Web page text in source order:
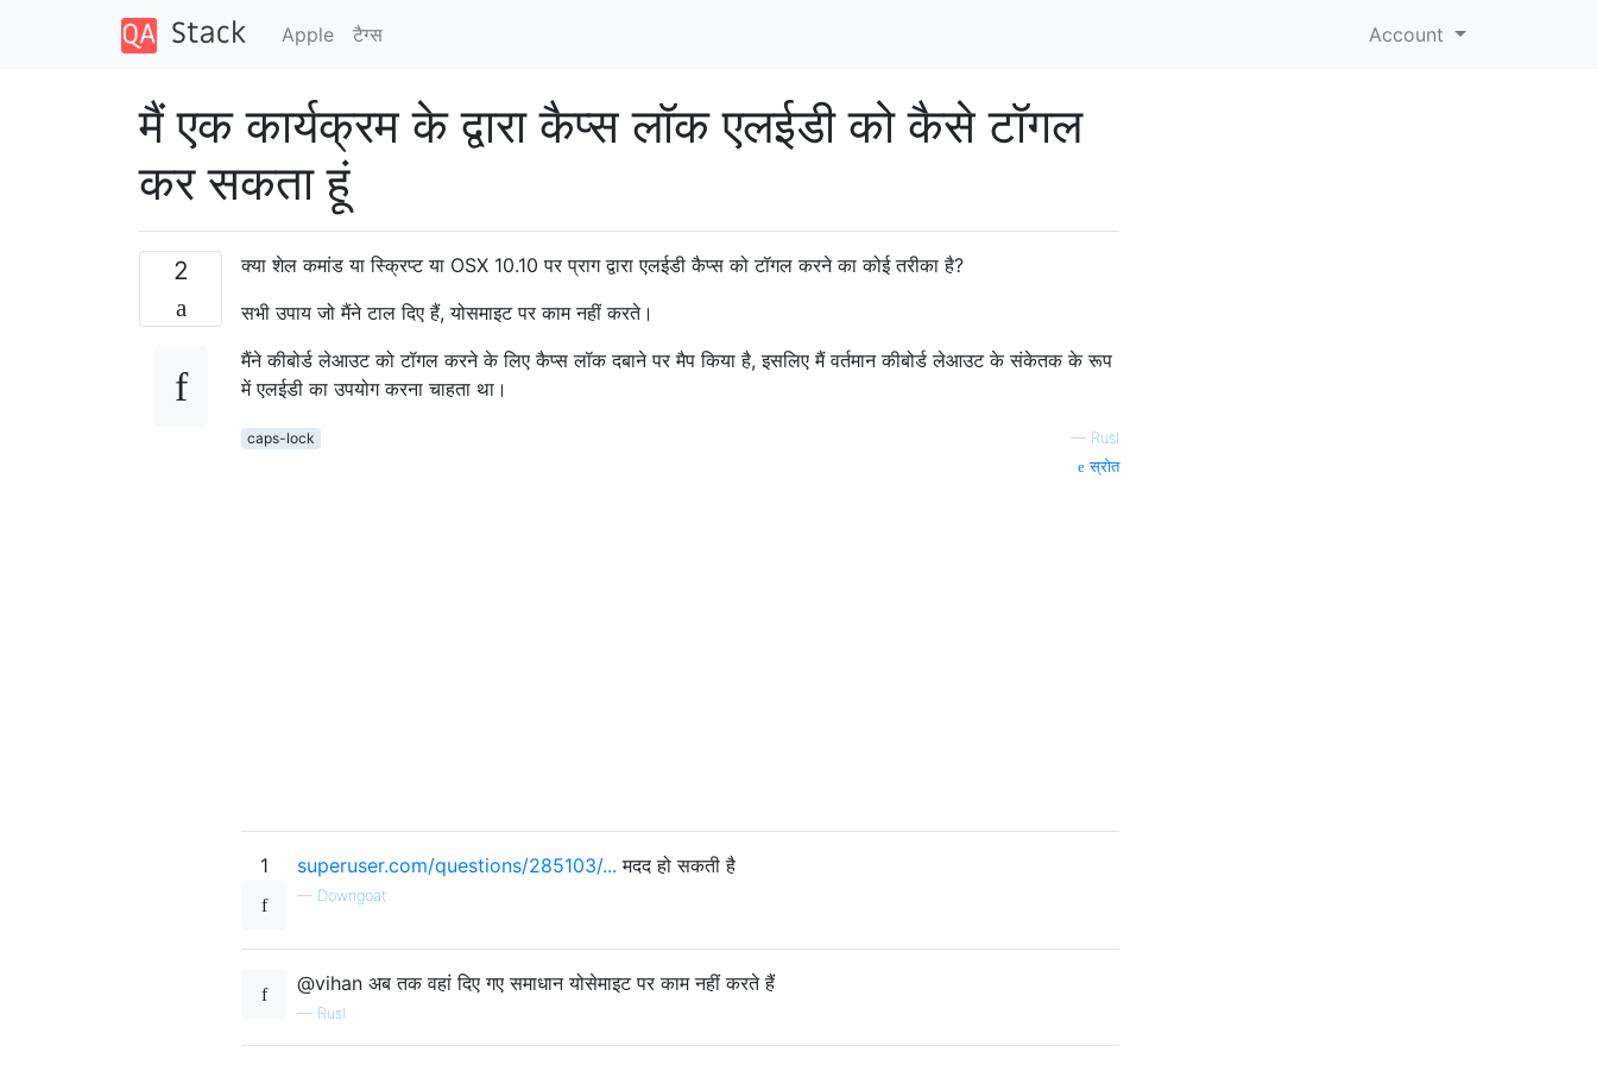
Apple टैग्‍स Account
मैं एक कार्यक्रम के द्वारा कैप्स लॉक एलईडी को कैसे टॉगल
कर सकता हूं
2
क्या शेल कमांड या स्क्रिप्ट या OSX 10.10 पर प्राग द्वारा एलईडी कैप्स को टॉगल करने का कोई तरीका है?
सभी उपाय जो मैंने टाल दिए हैं, योसमाइट पर काम नहीं करते।
मैंने कीबोर्ड लेआउट को टॉगल करने के लिए कैप्स लॉक दबाने पर मैप किया है, इसलिए मैं वर्तमान कीबोर्ड लेआउट के संकेतक के रूप
में एलईडी का उपयोग करना चाहता था।
caps-lock — RusI
स्रोत
1 superuser.com/questions/285103/...मदद हो सकती है
— Downgoat
@vihan अब तक वहां दिए गए समाधान योसेमाइट पर काम नहीं करते हैं
— RusI